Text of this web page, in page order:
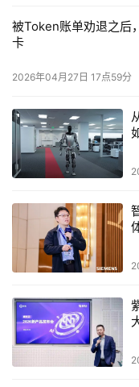
被Token账单劝退之后
卡
2026年04月27日 17点59分